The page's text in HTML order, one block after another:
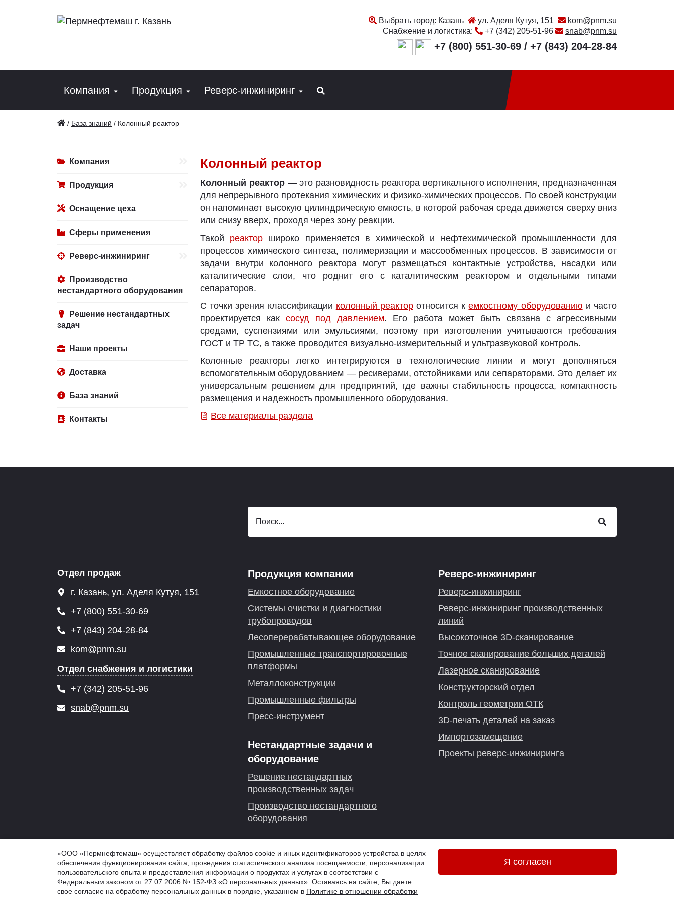
Выбрать город: Казань ул. Аделя Кутуя, 151
kom@pnm.su
Снабжение и логистика:
+7 (342) 205-51-96 snab@pnm.su
+7 (800) 551-30-69 / +7 (843) 204-28-84
Компания Продукция Реверс-инжиниринг
/ База знаний / Колонный реактор
Компания
Продукция
Оснащение цеха
Сферы применения
Реверс-инжиниринг
Производство
нестандартного оборудования
Решение нестандартных
задач
Наши проекты
Доставка
База знаний
Контакты
Колонный реактор
Колонный реактор— это разновидность реактора вертикального исполнения, предназначенная
для непрерывного протекания химических и физико-химических процессов. По своей конструкции
он напоминает высокую цилиндрическую емкость, в которой рабочая среда движется сверху вниз
или снизу вверх, проходя через зону реакции.
Такой реактор широко применяется в химической и нефтехимической промышленности для
процессов химического синтеза, полимеризации и массообменных процессов. В зависимости от
задачи внутри колонного реактора могут размещаться контактные устройства, насадки или
каталитические слои, что роднит его с каталитическим реактором и отдельными типами
сепараторов.
С точки зрения классификации колонный реакторотносится кемкостному оборудованию и часто
проектируется каксосуд под давлением. Его работа может быть связана с агрессивными
средами, суспензиями или эмульсиями, поэтому при изготовлении учитываются требования
ГОСТ и ТР ТС, а также проводится визуально-измерительный и ультразвуковой контроль.
Колонные реакторы легко интегрируются в технологические линии и могут дополняться
вспомогательным оборудованием — ресиверами, отстойниками или сепараторами. Это делает их
универсальным решением для предприятий, где важны стабильность процесса, компактность
размещения и надежность промышленного оборудования.
Все материалы раздела
Отдел продаж
г. Казань, ул. Аделя Кутуя, 151
+7 (800) 551-30-69
+7 (843) 204-28-84
kom@pnm.su
Отдел снабжения и логистики
+7 (342) 205-51-96
snab@pnm.su
Продукция компании
Емкостное оборудование
Системы очистки и диагностики
трубопроводов
Лесоперерабатывающее оборудование
Промышленные транспортировочные
платформы
Металлоконструкции
Промышленные фильтры
Пресс-инструмент
Нестандартные задачи и
оборудование
Решение нестандартных
производственных задач
Производство нестандартного
оборудования
Реверс-инжиниринг
Реверс-инжиниринг
Реверс-инжиниринг производственных
линий
Высокоточное 3D-сканирование
Точное сканирование больших деталей
Лазерное сканирование
Конструкторский отдел
Контроль геометрии ОТК
3D-печать деталей на заказ
Импортозамещение
Проекты реверс-инжиниринга
© 2026 PNM.SU - ООО "Пермнефтемаш" (ПНМ, PNM), г. Казань
Обработка персональных данных
Информация на сайте не является публичной офертой
Онлайн-консультация
«ООО «Пермнефтемаш» осуществляет обработку файлов cookie и иных идентификаторов устройства в целях
обеспечения функционирования сайта, проведения статистического анализа посещаемости, персонализации
пользовательского опыта и предоставления информации о продуктах и услугах в соответствии с
Федеральным законом от 27.07.2006 № 152-ФЗ «О персональных данных». Оставаясь на сайте, Вы даете
свое согласие на обработку персональных данных в порядке, указанном в Политике в отношении обработки
Я согласен